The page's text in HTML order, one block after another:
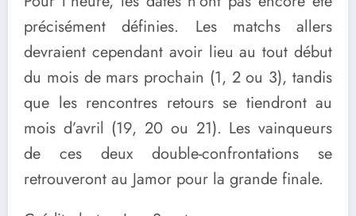
précisément définies. Les matchs allers
devraient cependant avoir lieu au tout début
du mois de mars prochain (1, 2 ou 3), tandis
que les rencontres retours se tiendront au
mois d’avril (19, 20 ou 21). Les vainqueurs
de ces deux double-confrontations se
retrouveront au Jamor pour la grande finale.